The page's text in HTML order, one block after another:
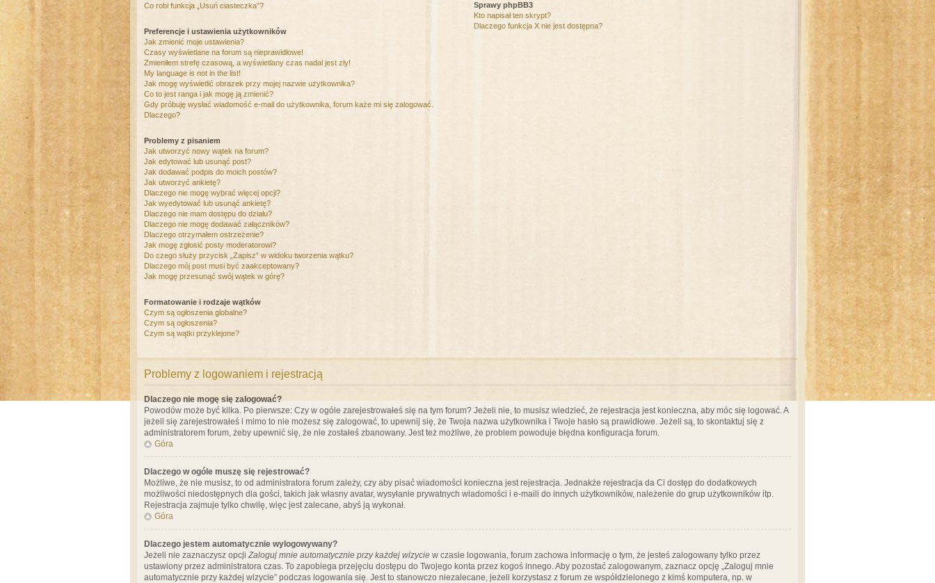
Co robi funkcja „Usuń ciasteczka”?
Preferencje i ustawienia użytkowników
Jak zmienić moje ustawienia?
Czasy wyświetlane na forum są nieprawidłowe!
Zmieniłem strefę czasową, a wyświetlany czas nadal jest zły!
My language is not in the list!
Jak mogę wyświetlić obrazek przy mojej nazwie użytkownika?
Co to jest ranga i jak mogę ją zmienić?
Gdy próbuję wysłać wiadomość e-mail do użytkownika, forum każe mi się zalogować.
Dlaczego?
Problemy z pisaniem
Jak utworzyć nowy wątek na forum?
Jak edytować lub usunąć post?
Jak dodawać podpis do moich postów?
Jak utworzyć ankietę?
Dlaczego nie mogę wybrać więcej opcji?
Jak wyedytować lub usunąć ankietę?
Dlaczego nie mam dostępu do działu?
Dlaczego nie mogę dodawać załączników?
Dlaczego otrzymałem ostrzeżenie?
Jak mogę zgłosić posty moderatorowi?
Do czego służy przycisk „Zapisz” w widoku tworzenia wątku?
Dlaczego mój post musi być zaakceptowany?
Jak mogę przesunąć swój wątek w górę?
Formatowanie i rodzaje wątków
Czym są ogłoszenia globalne?
Czym są ogłoszenia?
Czym są wątki przyklejone?
Sprawy phpBB3
Kto napisał ten skrypt?
Dlaczego funkcja X nie jest dostępna?
Problemy z logowaniem i rejestracją
Dlaczego nie mogę się zalogować?
Powodów może być kilka. Po pierwsze: Czy w ogóle zarejestrowałeś się na tym forum? Jeżeli nie, to musisz wiedzieć, że rejestracja jest konieczna, aby móc się logować. A
jeżeli się zarejestrowałeś i mimo to nie możesz się zalogować, to upewnij się, że Twoja nazwa użytkownika i Twoje hasło są prawidłowe. Jeżeli są, to skontaktuj się z
administratorem forum, żeby upewnić się, że nie zostałeś zbanowany. Jest też możliwe, że problem powoduje błędna konfiguracja forum.
Góra
Dlaczego w ogóle muszę się rejestrować?
Możliwe, że nie musisz, to od administratora forum zależy, czy aby pisać wiadomości konieczna jest rejestracja. Jednakże rejestracja da Ci dostęp do dodatkowych
możliwości niedostępnych dla gości, takich jak własny avatar, wysyłanie prywatnych wiadomości i e-maili do innych użytkowników, należenie do grup użytkowników itp.
Rejestracja zajmuje tylko chwilę, więc jest zalecane, abyś ją wykonał.
Góra
Dlaczego jestem automatycznie wylogowywany?
Jeżeli nie zaznaczysz opcji Zaloguj mnie automatycznie przy każdej wizycie w czasie logowania, forum zachowa informację o tym, że jesteś zalogowany tylko przez
ustawiony przez administratora czas. To zapobiega przejęciu dostępu do Twojego konta przez kogoś innego. Aby pozostać zalogowanym, zaznacz opcję „Zaloguj mnie
automatycznie przy każdej wizycie” podczas logowania się. Jest to stanowczo niezalecane, jeżeli korzystasz z forum ze współdzielonego z kimś komputera, np. w